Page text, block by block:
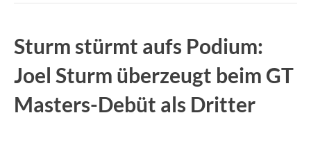
Sturm stürmt aufs Podium:
Joel Sturm überzeugt beim GT
Masters-Debüt als Dritter